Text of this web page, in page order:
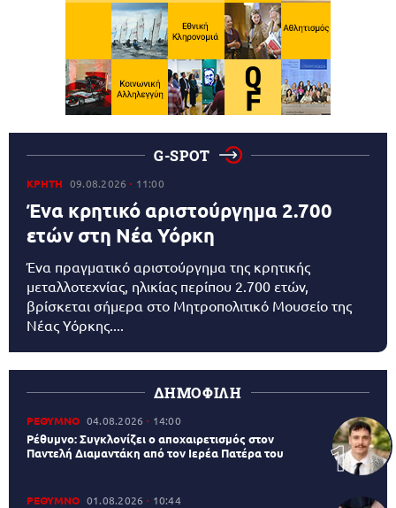
G-SPOT
ΚΡΗΤΗ 09.08.2026 11:00
Ένα κρητικό αριστούργημα 2.700
ετών στη Νέα Υόρκη
Ένα πραγματικό αριστούργημα της κρητικής
μεταλλοτεχνίας, ηλικίας περίπου 2.700 ετών,
βρίσκεται σήμερα στο Μητροπολιτικό Μουσείο της
Νέας Υόρκης....
ΔΗΜΟΦΙΛΗ
ΡΕΘΥΜΝΟ 04.08.2026 14:00
Ρέθυμνο: Συγκλονίζει ο αποχαιρετισμός στον
Παντελή Διαμαντάκη από τον Ιερέα Πατέρα του
ΡΕΘΥΜΝΟ 01.08.2026 10:44